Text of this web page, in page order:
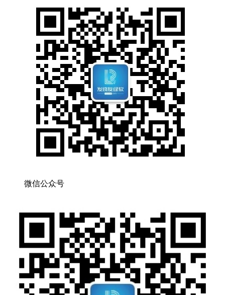
微信公众号